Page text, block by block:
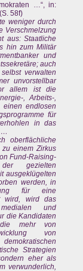
…“, in:
58f)
weniger durch
Verschmelzung
aus: Staatliche
hin zum Militär
und
auch
verwalten
unvorstellbar
allem ist die
, Arbeits-,
einen endlosen
für
in das
…
oberflächliche
einem Zirkus
Fund-Raising-
gezielten
ausgeklügelten
werden, in
für eine
wird, wird das
und
die Kandidaten
die mehr von
von
Strategien
eher als
verwunderlich,